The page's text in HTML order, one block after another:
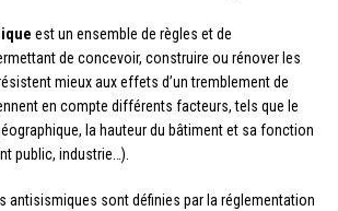
est un ensemble de règles et de
de concevoir, construire ou rénover les
mieux aux effets d’un tremblement de
en compte différents facteurs, tels que le
la hauteur du bâtiment et sa fonction
public, industrie…).
antisismiques sont définies par la réglementation